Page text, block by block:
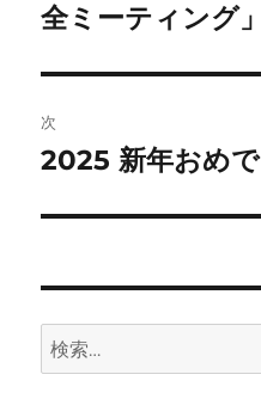
ナ
ビ
ゲ
ー
シ
ン
の
稿:
全ミーティング
次
次
投
2025 新年おめ
検
索: